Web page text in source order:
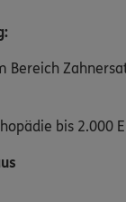
Bereich
bis 2.000